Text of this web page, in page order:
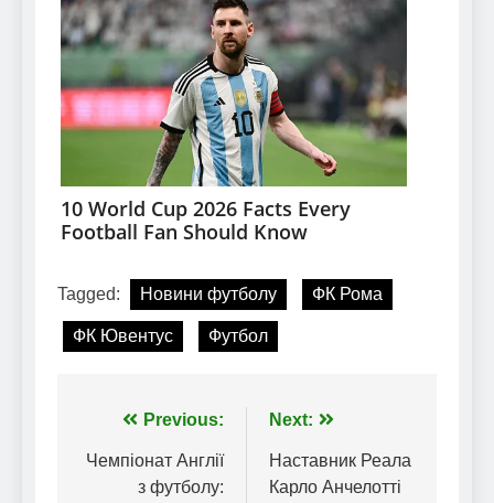
Tagged: Новини футболу ФК Рома
ФК Ювентус Футбол
Навігація
записів
Previous:
Чемпіонат Англії
з футболу:
Next:
Наставник Реала
Карло Анчелотті